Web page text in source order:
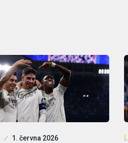
1. června 2026